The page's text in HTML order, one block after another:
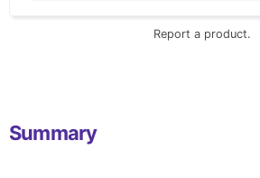
Report a product.
Summary